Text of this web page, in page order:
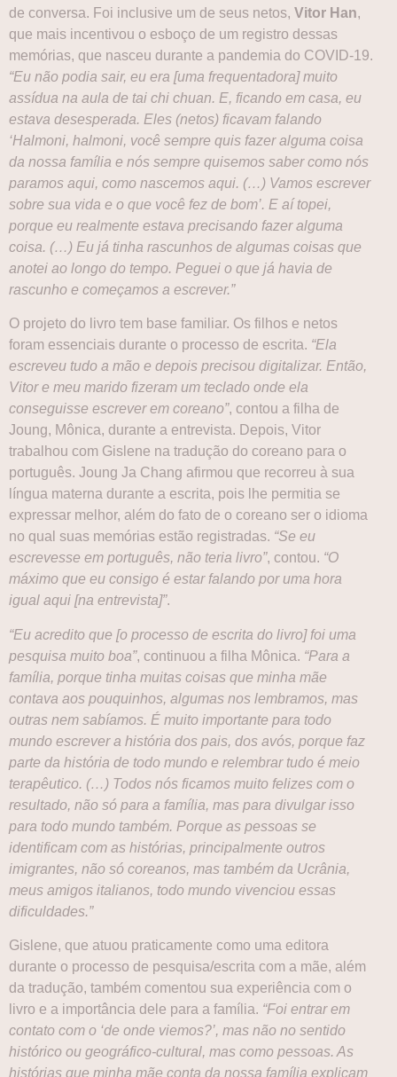
de conversa. Foi inclusive um de seus netos, Vitor Han,
que mais incentivou o esboço de um registro dessas
memórias, que nasceu durante a pandemia do COVID-19.
“Eu não podia sair, eu era [uma frequentadora] muito
assídua na aula de tai chi chuan. E, ficando em casa, eu
estava desesperada. Eles (netos) ficavam falando
‘Halmoni, halmoni, você sempre quis fazer alguma coisa
da nossa família e nós sempre quisemos saber como nós
paramos aqui, como nascemos aqui. (…) Vamos escrever
sobre sua vida e o que você fez de bom’. E aí topei,
porque eu realmente estava precisando fazer alguma
coisa. (…) Eu já tinha rascunhos de algumas coisas que
anotei ao longo do tempo. Peguei o que já havia de
rascunho e começamos a escrever.”
O projeto do livro tem base familiar. Os filhos e netos
foram essenciais durante o processo de escrita. “Ela
escreveu tudo a mão e depois precisou digitalizar. Então,
Vitor e meu marido fizeram um teclado onde ela
conseguisse escrever em coreano”, contou a filha de
Joung, Mônica, durante a entrevista. Depois, Vitor
trabalhou com Gislene na tradução do coreano para o
português. Joung Ja Chang afirmou que recorreu à sua
língua materna durante a escrita, pois lhe permitia se
expressar melhor, além do fato de o coreano ser o idioma
no qual suas memórias estão registradas. “Se eu
escrevesse em português, não teria livro”, contou. “O
máximo que eu consigo é estar falando por uma hora
igual aqui [na entrevista]”.
“Eu acredito que [o processo de escrita do livro] foi uma
pesquisa muito boa”, continuou a filha Mônica. “Para a
família, porque tinha muitas coisas que minha mãe
contava aos pouquinhos, algumas nos lembramos, mas
outras nem sabíamos. É muito importante para todo
mundo escrever a história dos pais, dos avós, porque faz
parte da história de todo mundo e relembrar tudo é meio
terapêutico. (…) Todos nós ficamos muito felizes com o
resultado, não só para a família, mas para divulgar isso
para todo mundo também. Porque as pessoas se
identificam com as histórias, principalmente outros
imigrantes, não só coreanos, mas também da Ucrânia,
meus amigos italianos, todo mundo vivenciou essas
dificuldades.”
Gislene, que atuou praticamente como uma editora
durante o processo de pesquisa/escrita com a mãe, além
da tradução, também comentou sua experiência com o
livro e a importância dele para a família. “Foi entrar em
contato com o ‘de onde viemos?’, mas não no sentido
histórico ou geográfico-cultural, mas como pessoas. As
histórias que minha mãe conta da nossa família explicam